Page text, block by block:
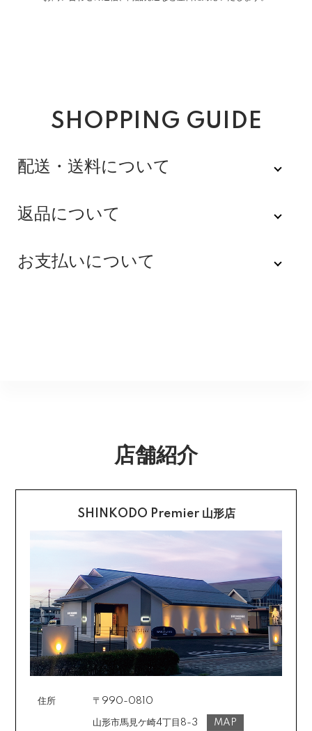
SHOPPING GUIDE
配送・送料について
佐川急便
全品送料無料にてお届けいたします。
※配達時間を指定できない地域（郡部以下は時間指定不
配送・送料の詳細はこちら
返品について
不良品
不良品に該当する場合は当方で負担いたします。返送希
知らせいたしますので、その後着払いでお送りくださ
返品の詳細はこちら
お支払いについて
カード不要の分割払い 【無金利で最大
60回分割】
《ショッピングクレジット》
ご注文受付メールにあわせて、お手続き用のURLをEメ
ールまたはショートメールにてお送りいたします。必要
事項をご入力の上、お手続きをお願いいたします。分割
回数は基本的に10～60回の中からお選びいただきま
場合によっては2～6回も可能ですのでご希望のお客様は
ご注文時に備考欄でお知らせください。※ショッピングク
店舗紹介
SHINKODO Premier 山形店
住所 〒990-0810
山形市馬見ケ崎4丁目8-3 MAP